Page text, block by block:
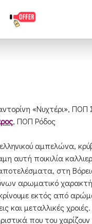
«Νυχτέρι»,
, ΠΟΠ Ρόδος
αμπελώνα,
αυτή ποικιλία
στη
αρωματικό
εκτός από
και μεταλλικές
που του